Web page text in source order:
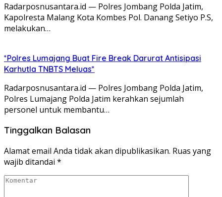
Radarposnusantara.id — Polres Jombang Polda Jatim,
Kapolresta Malang Kota Kombes Pol. Danang Setiyo P.S,
melakukan…
*Polres Lumajang Buat Fire Break Darurat Antisipasi
Karhutla TNBTS Meluas*
Radarposnusantara.id — Polres Jombang Polda Jatim,
Polres Lumajang Polda Jatim kerahkan sejumlah
personel untuk membantu…
Tinggalkan Balasan
Alamat email Anda tidak akan dipublikasikan. Ruas yang
wajib ditandai *